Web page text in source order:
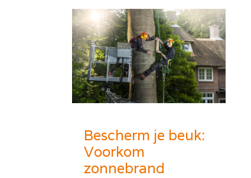
Bescherm je beuk:
Voorkom
zonnebrand